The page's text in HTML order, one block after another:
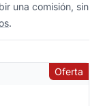
una comisión, sin
.
Oferta